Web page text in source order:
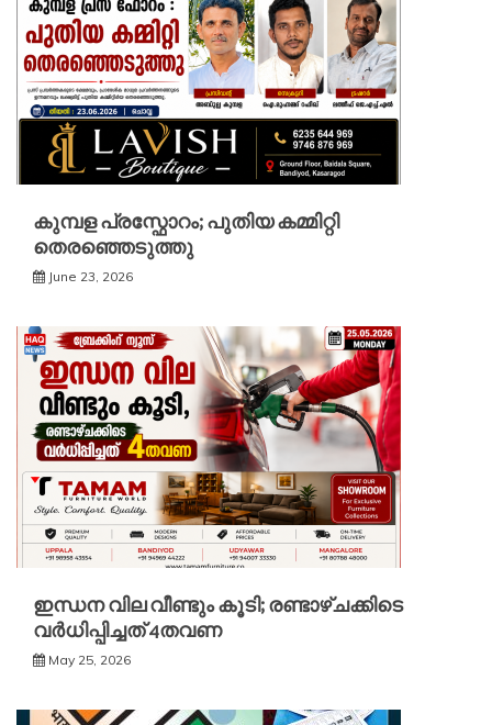
കുമ്പള പ്രസ്ഫോറം; പുതിയ കമ്മിറ്റി
തെരഞ്ഞെടുത്തു
June 23, 2026
ഇന്ധന വില വീണ്ടും കൂടി; രണ്ടാഴ്ചക്കിടെ
വർധിപ്പിച്ചത് 4തവണ
May 25, 2026